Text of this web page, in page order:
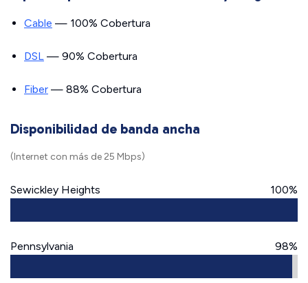
Cable — 100% Cobertura
DSL — 90% Cobertura
Fiber — 88% Cobertura
Disponibilidad de banda ancha
(Internet con más de 25 Mbps)
Sewickley Heights 100%
Pennsylvania 98%